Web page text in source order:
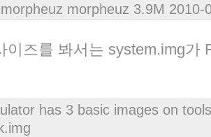
morpheuz 3.9M 2010-
이즈를 봐서는 system.img가
has 3 basic images on